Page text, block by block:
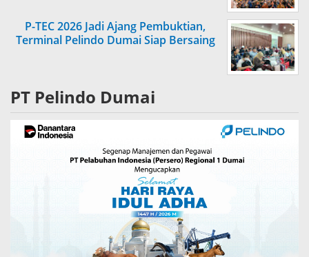
P-TEC 2026 Jadi Ajang Pembuktian,
Terminal Pelindo Dumai Siap Bersaing
PT Pelindo Dumai